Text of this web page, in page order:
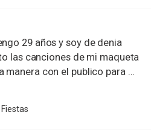
29 años y soy de denia
las canciones de mi maqueta
con el publico para ...
Fiestas